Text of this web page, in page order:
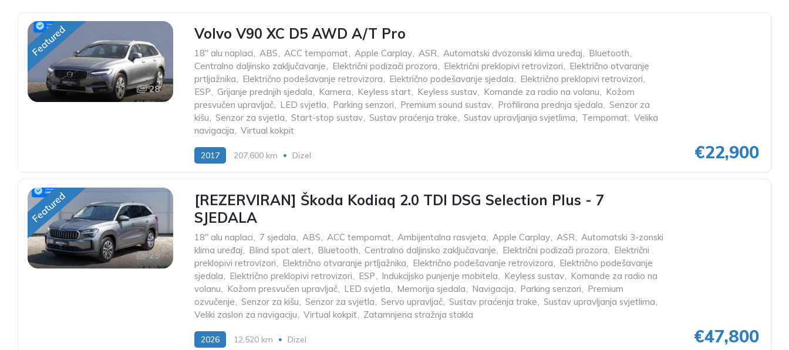
Featured
28
Volvo V90 XC D5 AWD A/T Pro
18" alu naplaci, ABS, ACC tempomat, Apple Carplay, ASR, Automatski dvozonski klima uređaj, Bluetooth,
Centralno daljinsko zaključavanje, Električni podizači prozora, Električni preklopivi retrovizori, Električno otvaranje
prtljažnika, Električno podešavanje retrovizora, Električno podešavanje sjedala, Električno preklopivi retrovizori,
ESP, Grijanje prednjih sjedala, Kamera, Keyless start, Keyless sustav, Komande za radio na volanu, Kožom
presvučen upravljač, LED svjetla, Parking senzori, Premium sound sustav, Profilirana prednja sjedala, Senzor za
kišu, Senzor za svjetla, Start-stop sustav, Sustav praćenja trake, Sustav upravljanja svjetlima, Tempomat, Velika
navigacija, Virtual kokpit
2017 207,600 km Dizel €22,900
Featured
29
[REZERVIRAN] Škoda Kodiaq 2.0 TDI DSG Selection Plus - 7
SJEDALA
18" alu naplaci, 7 sjedala, ABS, ACC tempomat, Ambijentalna rasvjeta, Apple Carplay, ASR, Automatski 3-zonski
klima uređaj, Blind spot alert, Bluetooth, Centralno daljinsko zaključavanje, Električni podizači prozora, Električni
preklopivi retrovizori, Električno otvaranje prtljažnika, Električno podešavanje retrovizora, Električno podešavanje
sjedala, Električno preklopivi retrovizori, ESP, Indukcijsko punjenje mobitela, Keyless sustav, Komande za radio na
volanu, Kožom presvučen upravljač, LED svjetla, Memorija sjedala, Navigacija, Parking senzori, Premium
ozvučenje, Senzor za kišu, Senzor za svjetla, Servo upravljač, Sustav praćenja trake, Sustav upravljanja svjetlima,
Veliki zaslon za navigaciju, Virtual kokpit, Zatamnjena stražnja stakla
2026 12,520 km Dizel €47,800